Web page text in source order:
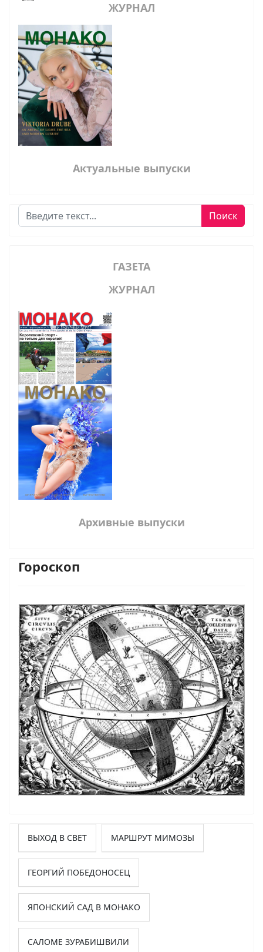
ЖУРНАЛ
Актуальные выпуски
Поиск Поиск
ГАЗЕТА
ЖУРНАЛ
Архивные выпуски
Гороскоп
ВЫХОД В СВЕТ МАРШРУТ МИМОЗЫ
ГЕОРГИЙ ПОБЕДОНОСЕЦ
ЯПОНСКИЙ САД В МОНАКО
САЛОМЕ ЗУРАБИШВИЛИ